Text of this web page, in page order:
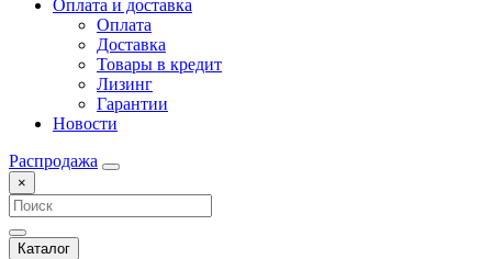
Оплата и доставка
Оплата
Доставка
Товары в кредит
Лизинг
Гарантии
Новости
Распродажа
×
Каталог